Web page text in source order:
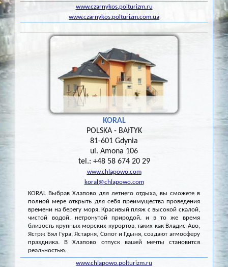
www.czarnykos.polturizm.ru
www.czarnykos.polturizm.com.ua
KORAL
POLSKA - BAłTYK
81-601 Gdynia
ul. Amona 106
tel.: +48 58 674 20 29
www.chlapowo.com
koral@chlapowo.com
KORAL Выбрав Хлапово для летнего отдыха, вы сможете в
полной мере открыть для себя преимущества проведения
времени на берегу моря. Красивый пляж с высокой скалой,
чистой водой, нетронутой природой. и в то же время
близость крупных морских курортов, таких как Владис Аво,
Ястрж Бял Гура, Ястарня, Сопот и Гдыня, создают атмосферу
праздника. В Хлапово отпуск вашей мечты становится
реальностью.
www.chlapowo.polturizm.ru